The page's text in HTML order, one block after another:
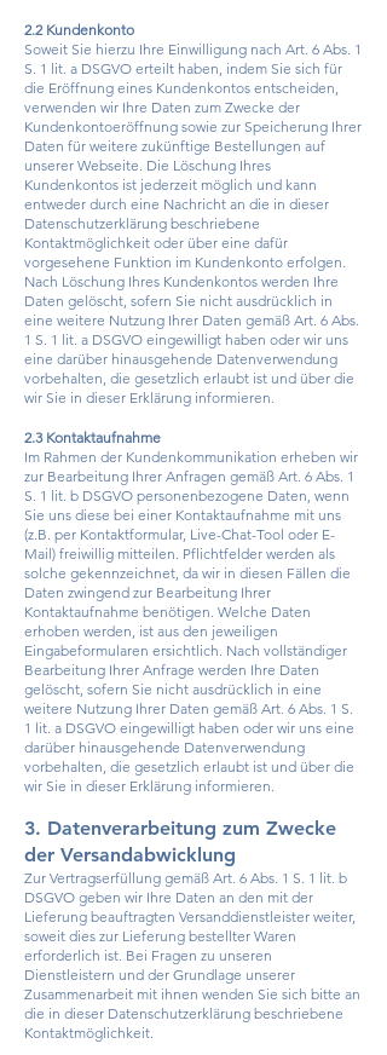
2.2 Kundenkonto
Soweit Sie hierzu Ihre Einwilligung nach Art. 6 Abs. 1
S. 1 lit. a DSGVO erteilt haben, indem Sie sich für
die Eröffnung eines Kundenkontos entscheiden,
verwenden wir Ihre Daten zum Zwecke der
Kundenkontoeröffnung sowie zur Speicherung Ihrer
Daten für weitere zukünftige Bestellungen auf
unserer Webseite. Die Löschung Ihres
Kundenkontos ist jederzeit möglich und kann
entweder durch eine Nachricht an die in dieser
Datenschutzerklärung beschriebene
Kontaktmöglichkeit oder über eine dafür
vorgesehene Funktion im Kundenkonto erfolgen.
Nach Löschung Ihres Kundenkontos werden Ihre
Daten gelöscht, sofern Sie nicht ausdrücklich in
eine weitere Nutzung Ihrer Daten gemäß Art. 6 Abs.
1 S. 1 lit. a DSGVO eingewilligt haben oder wir uns
eine darüber hinausgehende Datenverwendung
vorbehalten, die gesetzlich erlaubt ist und über die
wir Sie in dieser Erklärung informieren.
2.3 Kontaktaufnahme
Im Rahmen der Kundenkommunikation erheben wir
zur Bearbeitung Ihrer Anfragen gemäß Art. 6 Abs. 1
S. 1 lit. b DSGVO personenbezogene Daten, wenn
Sie uns diese bei einer Kontaktaufnahme mit uns
(z.B. per Kontaktformular, Live-Chat-Tool oder E-
Mail) freiwillig mitteilen. Pflichtfelder werden als
solche gekennzeichnet, da wir in diesen Fällen die
Daten zwingend zur Bearbeitung Ihrer
Kontaktaufnahme benötigen. Welche Daten
erhoben werden, ist aus den jeweiligen
Eingabeformularen ersichtlich. Nach vollständiger
Bearbeitung Ihrer Anfrage werden Ihre Daten
gelöscht, sofern Sie nicht ausdrücklich in eine
weitere Nutzung Ihrer Daten gemäß Art. 6 Abs. 1 S.
1 lit. a DSGVO eingewilligt haben oder wir uns eine
darüber hinausgehende Datenverwendung
vorbehalten, die gesetzlich erlaubt ist und über die
wir Sie in dieser Erklärung informieren.
3. Datenverarbeitung zum Zwecke
der Versandabwicklung
Zur Vertragserfüllung gemäß Art. 6 Abs. 1 S. 1 lit. b
DSGVO geben wir Ihre Daten an den mit der
Lieferung beauftragten Versanddienstleister weiter,
soweit dies zur Lieferung bestellter Waren
erforderlich ist. Bei Fragen zu unseren
Dienstleistern und der Grundlage unserer
Zusammenarbeit mit ihnen wenden Sie sich bitte an
die in dieser Datenschutzerklärung beschriebene
Kontaktmöglichkeit.